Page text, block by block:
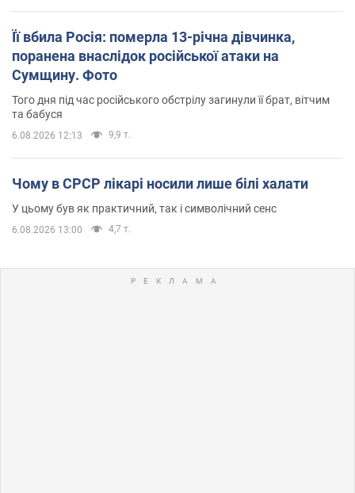
Її вбила Росія: померла 13-річна дівчинка,
поранена внаслідок російської атаки на
Сумщину. Фото
Того дня під час російського обстрілу загинули її брат, вітчим
та бабуся
6.08.2026 12:13 9,9 т.
Чому в СРСР лікарі носили лише білі халати
У цьому був як практичний, так і символічний сенс
6.08.2026 13:00 4,7 т.